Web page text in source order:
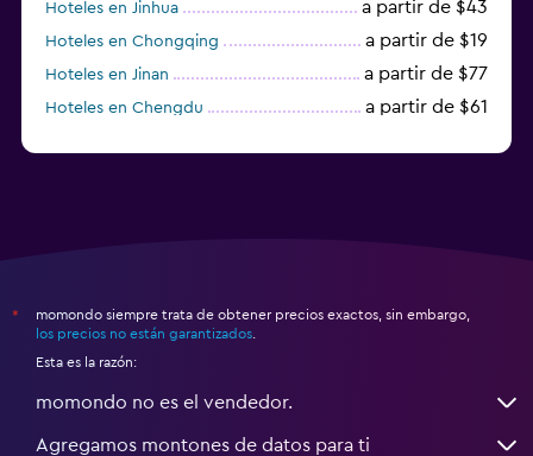
Hoteles en Jinhua a partir de $43
Hoteles en Chongqing a partir de $19
Hoteles en Jinan a partir de $77
Hoteles en Chengdu a partir de $61
*
momondo siempre trata de obtener precios exactos, sin embargo,
los precios no están garantizados
Esta es la razón:
momondo no es el vendedor.
Agregamos montones de datos para ti